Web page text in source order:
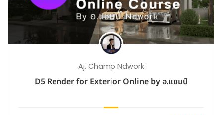
Aj. Champ Ndwork
D5 Render for Exterior Online by อ.แชมป์